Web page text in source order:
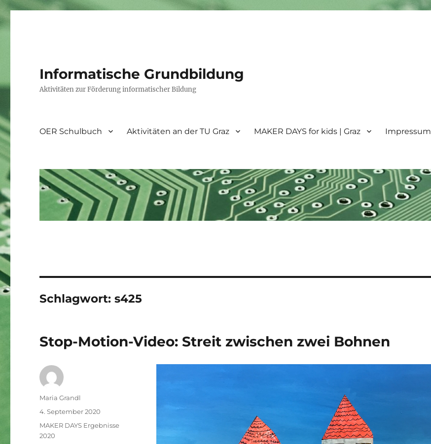
Informatische Grundbildung
Aktivitäten zur Förderung informatischer Bildung
OER Schulbuch Aktivitäten an der TU Graz MAKER DAYS for kids | Graz Impressum
Schlagwort:s425
Stop-Motion-Video: Streit zwischen zwei Bohnen
Autor
Maria Grandl
Veröffentlicht
4. September 2020
Kategorien
MAKER DAYS Ergebnisse
2020